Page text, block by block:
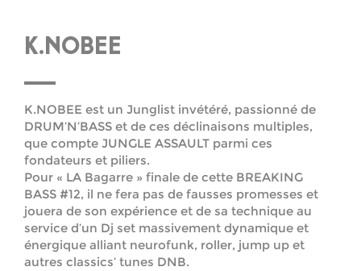
K.NOBEE
K.NOBEE est un Junglist invétéré, passionné de
DRUM’N’BASS et de ces déclinaisons multiples,
que compte JUNGLE ASSAULT parmi ces
fondateurs et piliers.
Pour « LA Bagarre » finale de cette BREAKING
BASS #12, il ne fera pas de fausses promesses et
jouera de son expérience et de sa technique au
service d’un Dj set massivement dynamique et
énergique alliant neurofunk, roller, jump up et
autres classics’ tunes DNB.